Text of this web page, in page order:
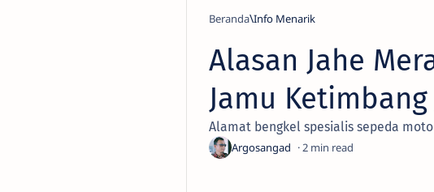
Beranda Info Menarik
Alasan Jahe
Jamu
Alamat bengkel spesialis sepeda
2